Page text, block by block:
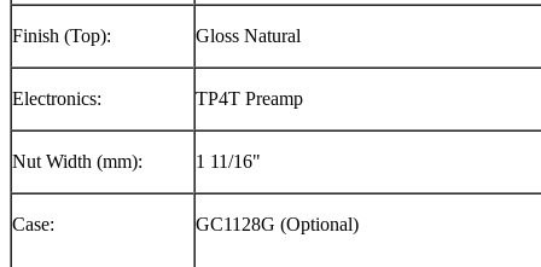
Finish (Top): Gloss Natural
Electronics: TP4T Preamp
Nut Width (mm): 1 11/16"
Case: GC1128G (Optional)